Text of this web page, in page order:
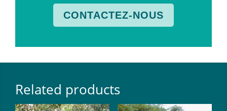
CONTACTEZ-NOUS
Related products